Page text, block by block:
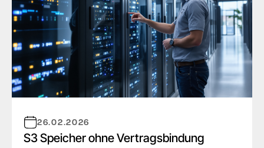
26.02.2026
S3 Speicher ohne Vertragsbindung